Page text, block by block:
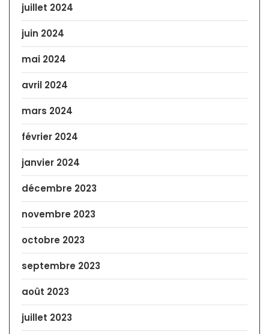
juillet 2024
juin 2024
mai 2024
avril 2024
mars 2024
février 2024
janvier 2024
décembre 2023
novembre 2023
octobre 2023
septembre 2023
août 2023
juillet 2023